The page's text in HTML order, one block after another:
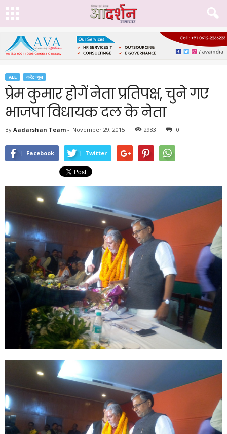
ALL करेंट न्यूज़
प्रेम कुमार होगें नेता प्रतिपक्ष, चुने गए
भाजपा विधायक दल के नेता
By Aadarshan Team - November 29, 2015 2983 0
Facebook Twitter